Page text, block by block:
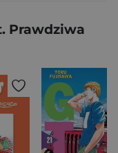
Prawdziwa